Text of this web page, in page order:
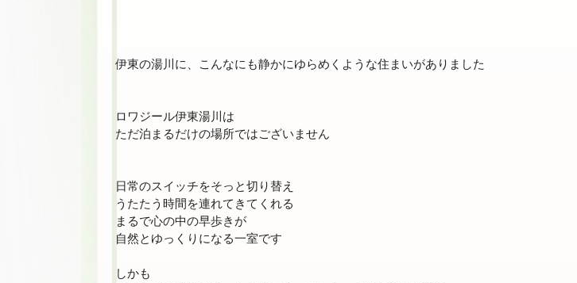
伊東の湯川に、こんなにも静かにゆらめくような住まいがありました
ロワジール伊東湯川は
ただ泊まるだけの場所ではございません
日常のスイッチをそっと切り替え
うたたう時間を連れてきてくれる
まるで心の中の早歩きが
自然とゆっくりになる一室です
しかも